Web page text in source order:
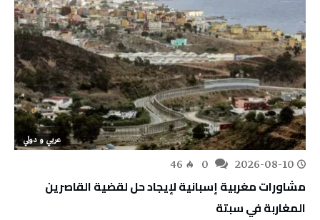
عربي و دولي
2026-08-10
46
مشاورات مغربية إسبانية لإيجاد حل لقضية القاصرين
المغاربة في سبتة